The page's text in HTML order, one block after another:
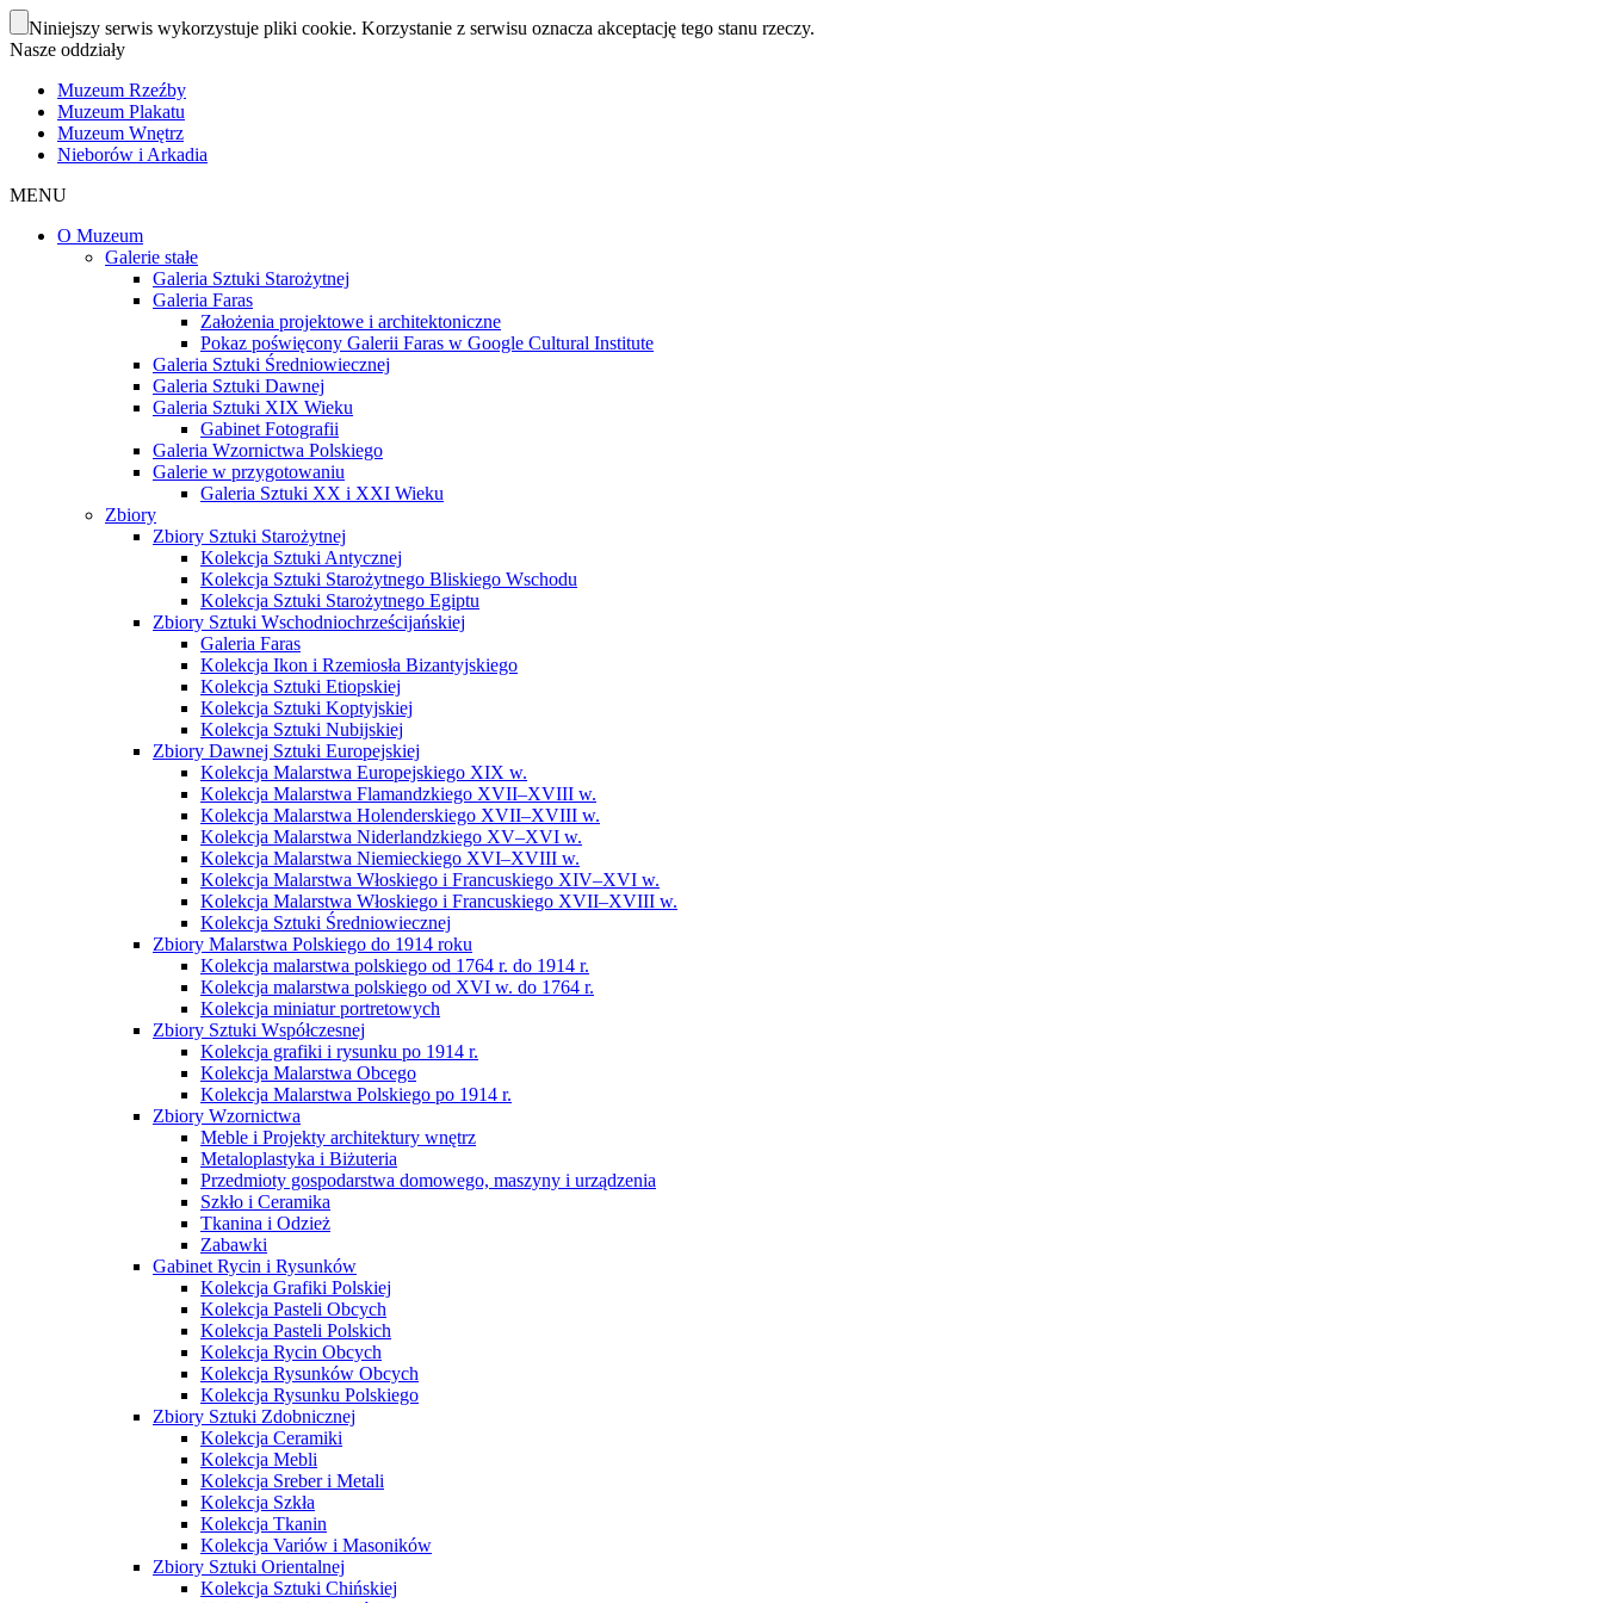
Niniejszy serwis wykorzystuje pliki cookie. Korzystanie z serwisu oznacza akceptację tego stanu rzeczy.
Nasze oddziały
Muzeum Rzeźby
Muzeum Plakatu
Muzeum Wnętrz
Nieborów i Arkadia
MENU
O Muzeum
Galerie stałe
Galeria Sztuki Starożytnej
Galeria Faras
Założenia projektowe i architektoniczne
Pokaz poświęcony Galerii Faras w Google Cultural Institute
Galeria Sztuki Średniowiecznej
Galeria Sztuki Dawnej
Galeria Sztuki XIX Wieku
Gabinet Fotografii
Galeria Wzornictwa Polskiego
Galerie w przygotowaniu
Galeria Sztuki XX i XXI Wieku
Zbiory
Zbiory Sztuki Starożytnej
Kolekcja Sztuki Antycznej
Kolekcja Sztuki Starożytnego Bliskiego Wschodu
Kolekcja Sztuki Starożytnego Egiptu
Zbiory Sztuki Wschodniochrześcijańskiej
Galeria Faras
Kolekcja Ikon i Rzemiosła Bizantyjskiego
Kolekcja Sztuki Etiopskiej
Kolekcja Sztuki Koptyjskiej
Kolekcja Sztuki Nubijskiej
Zbiory Dawnej Sztuki Europejskiej
Kolekcja Malarstwa Europejskiego XIX w.
Kolekcja Malarstwa Flamandzkiego XVII–XVIII w.
Kolekcja Malarstwa Holenderskiego XVII–XVIII w.
Kolekcja Malarstwa Niderlandzkiego XV–XVI w.
Kolekcja Malarstwa Niemieckiego XVI–XVIII w.
Kolekcja Malarstwa Włoskiego i Francuskiego XIV–XVI w.
Kolekcja Malarstwa Włoskiego i Francuskiego XVII–XVIII w.
Kolekcja Sztuki Średniowiecznej
Zbiory Malarstwa Polskiego do 1914 roku
Kolekcja malarstwa polskiego od 1764 r. do 1914 r.
Kolekcja malarstwa polskiego od XVI w. do 1764 r.
Kolekcja miniatur portretowych
Zbiory Sztuki Współczesnej
Kolekcja grafiki i rysunku po 1914 r.
Kolekcja Malarstwa Obcego
Kolekcja Malarstwa Polskiego po 1914 r.
Zbiory Wzornictwa
Meble i Projekty architektury wnętrz
Metaloplastyka i Biżuteria
Przedmioty gospodarstwa domowego, maszyny i urządzenia
Szkło i Ceramika
Tkanina i Odzież
Zabawki
Gabinet Rycin i Rysunków
Kolekcja Grafiki Polskiej
Kolekcja Pasteli Obcych
Kolekcja Pasteli Polskich
Kolekcja Rycin Obcych
Kolekcja Rysunków Obcych
Kolekcja Rysunku Polskiego
Zbiory Sztuki Zdobnicznej
Kolekcja Ceramiki
Kolekcja Mebli
Kolekcja Sreber i Metali
Kolekcja Szkła
Kolekcja Tkanin
Kolekcja Variów i Masoników
Zbiory Sztuki Orientalnej
Kolekcja Sztuki Chińskiej